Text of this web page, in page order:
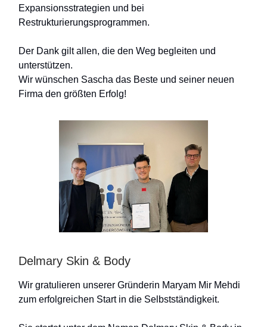
Expansionsstrategien und bei
Restrukturierungsprogrammen.
Der Dank gilt allen, die den Weg begleiten und
unterstützen.
Wir wünschen Sascha das Beste und seiner neuen
Firma den größten Erfolg!
Delmary Skin & Body
Wir gratulieren unserer Gründerin Maryam Mir Mehdi
zum erfolgreichen Start in die Selbstständigkeit.